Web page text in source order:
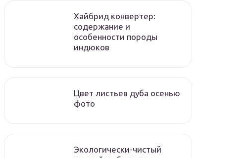
Хайбрид конвертер:
содержание и
особенности породы
индюков
Цвет листьев дуба осенью
фото
Экологически-чистый